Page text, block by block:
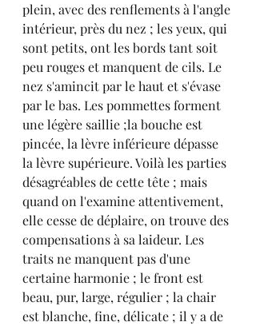
plein, avec des renflements à l'angle
intérieur, près du nez ; les yeux, qui
sont petits, ont les bords tant soit
peu rouges et manquent de cils. Le
nez s'amincit par le haut et s'évase
par le bas. Les pommettes forment
une légère saillie ;la bouche est
pincée, la lèvre inférieure dépasse
la lèvre supérieure. Voilà les parties
désagréables de cette tête ; mais
quand on l'examine attentivement,
elle cesse de déplaire, on trouve des
compensations à sa laideur. Les
traits ne manquent pas d'une
certaine harmonie ; le front est
beau, pur, large, régulier ; la chair
est blanche, fine, délicate ; il y a de